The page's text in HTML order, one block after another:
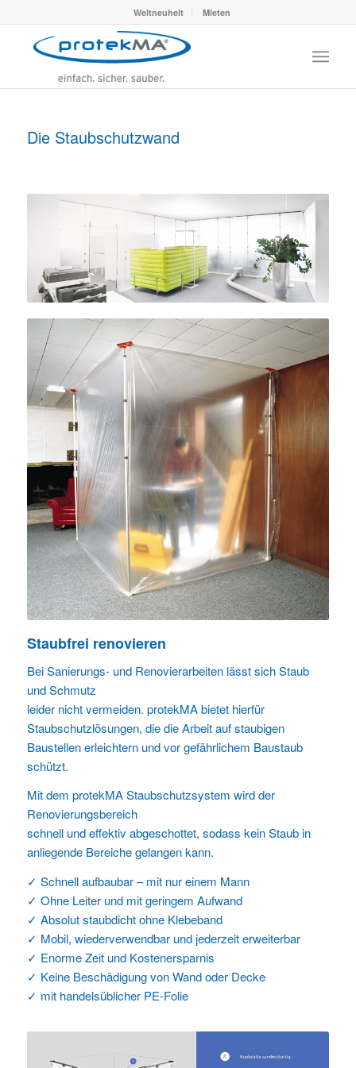
Weltneuheit Mieten
Die Staubschutzwand
Staubfrei renovieren
Bei Sanierungs- und Renovierarbeiten lässt sich Staub
und Schmutz
leider nicht vermeiden. protekMA bietet hierfür
Staubschutzlösungen, die die Arbeit auf staubigen
Baustellen erleichtern und vor gefährlichem Baustaub
schützt.
Mit dem protekMA Staubschutzsystem wird der
Renovierungsbereich
schnell und effektiv abgeschottet, sodass kein Staub in
anliegende Bereiche gelangen kann.
✓ Schnell aufbaubar – mit nur einem Mann
✓ Ohne Leiter und mit geringem Aufwand
✓ Absolut staubdicht ohne Klebeband
✓ Mobil, wiederverwendbar und jederzeit erweiterbar
✓ Enorme Zeit und Kostenersparnis
✓ Keine Beschädigung von Wand oder Decke
✓ mit handelsüblicher PE-Folie